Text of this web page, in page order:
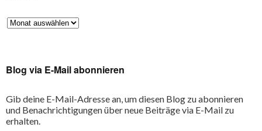
Blog via E-Mail abonnieren
Gib deine E-Mail-Adresse an, um diesen Blog zu abonnieren
und Benachrichtigungen über neue Beiträge via E-Mail zu
erhalten.